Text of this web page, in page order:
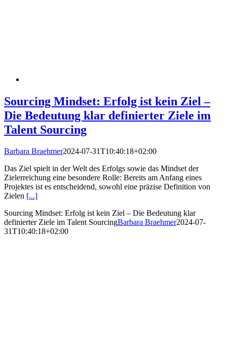
Sourcing Mindset: Erfolg ist kein Ziel –
Die Bedeutung klar definierter Ziele im
Talent Sourcing
Barbara Braehmer2024-07-31T10:40:18+02:00
Das Ziel spielt in der Welt des Erfolgs sowie das Mindset der
Zielerreichung eine besondere Rolle: Bereits am Anfang eines
Projektes ist es entscheidend, sowohl eine präzise Definition von
Zielen [...]
Sourcing Mindset: Erfolg ist kein Ziel – Die Bedeutung klar
definierter Ziele im Talent SourcingBarbara Braehmer2024-07-
31T10:40:18+02:00